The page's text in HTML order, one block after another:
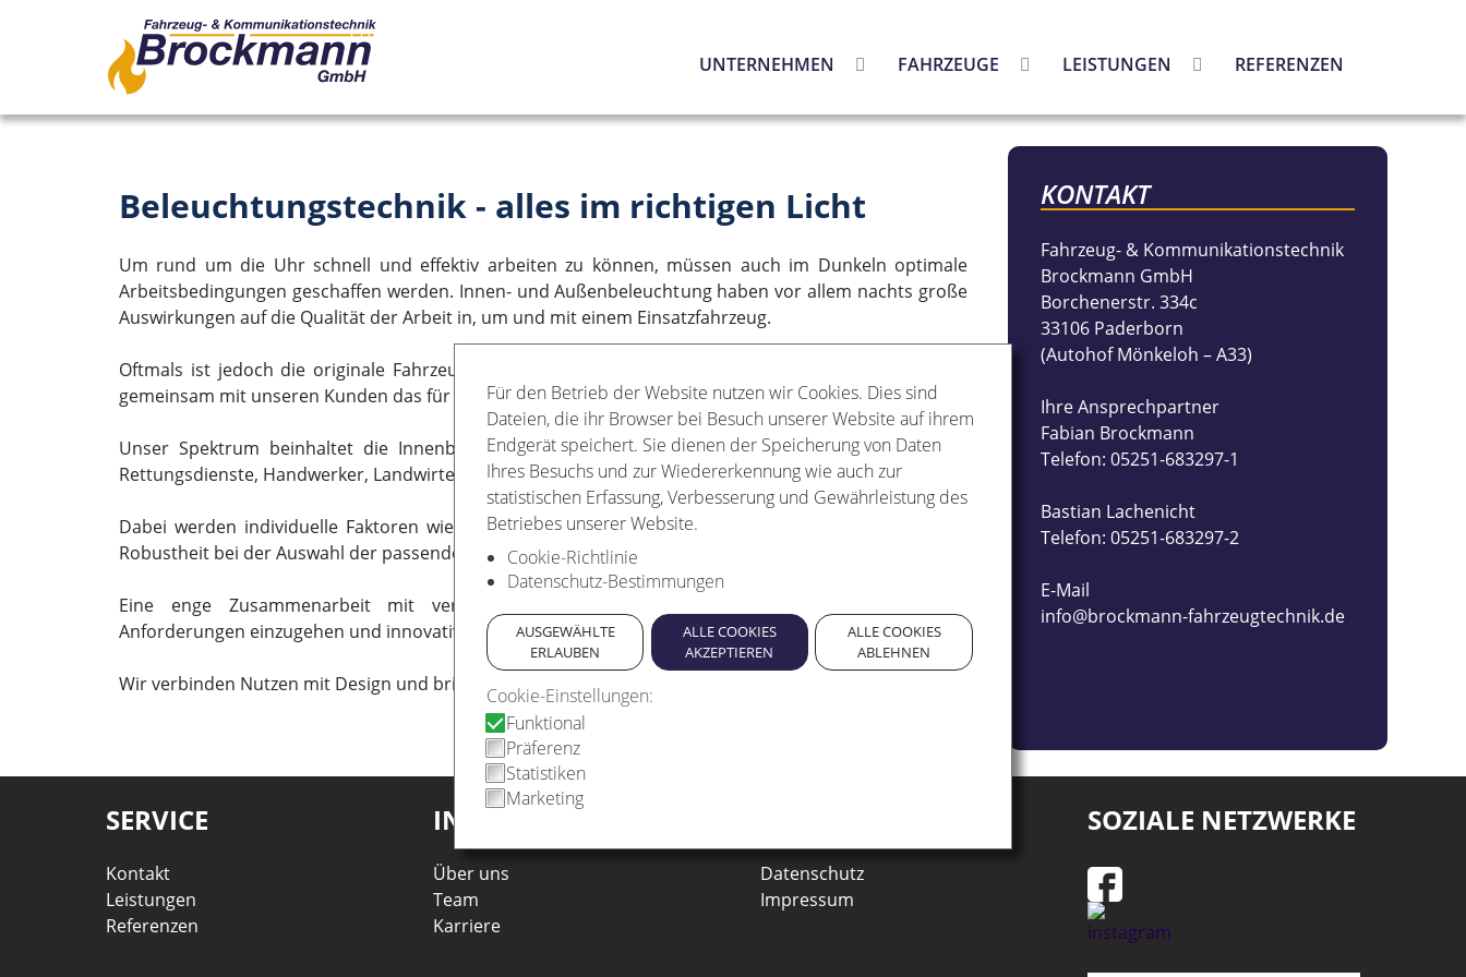
Für den Betrieb der Website nutzen wir Cookies. Dies sind
Dateien, die ihr Browser bei Besuch unserer Website auf ihrem
Endgerät speichert. Sie dienen der Speicherung von Daten
Ihres Besuchs und zur Wiedererkennung wie auch zur
statistischen Erfassung, Verbesserung und Gewährleistung des
Betriebes unserer Website.
Cookie-Richtlinie
Datenschutz-Bestimmungen
AUSGEWÄHLTE
ERLAUBEN
ALLE COOKIES
AKZEPTIEREN
ALLE COOKIES
ABLEHNEN
Cookie-Einstellungen:
Funktional
Präferenz
Statistiken
Marketing
UNTERNEHMEN FAHRZEUGE LEISTUNGEN REFERENZEN
Beleuchtungstechnik - alles im richtigen Licht
Um rund um die Uhr schnell und effektiv arbeiten zu können, müssen auch im Dunkeln optimale
Arbeitsbedingungen geschaffen werden. Innen- und Außenbeleuchtung haben vor allem nachts große
Auswirkungen auf die Qualität der Arbeit in, um und mit einem Einsatzfahrzeug.
Oftmals ist jedoch die originale Fahrzeuginnenbeleuchtung nicht ausreichend. Daher entwickeln wir
gemeinsam mit unseren Kunden das für sie ideale Lichtkonzept.
Unser Spektrum beinhaltet die Innenbeleuchtung, sowie die Umfeld- und Arbeitsbeleuchtung für
Rettungsdienste, Handwerker, Landwirte, Baumaschinen u.v.m.
Dabei werden individuelle Faktoren wie Helligkeit, Leistungsstärke, Langlebigkeit sowie Effizienz und
Robustheit bei der Auswahl der passenden Leuchtkörper beachtet.
Eine enge Zusammenarbeit mit verschiedensten Herstellern ermöglicht uns, auf spezielle
Anforderungen einzugehen und innovative Sonderlösungen zu schaffen.
Wir verbinden Nutzen mit Design und bringen Ihr Fahrzeug zum Strahlen.
KONTAKT
Fahrzeug- & Kommunikationstechnik
Brockmann GmbH
Borchenerstr. 334c
33106 Paderborn
(Autohof Mönkeloh – A33)
Ihre Ansprechpartner
Fabian Brockmann
Telefon: 05251-683297-1
Bastian Lachenicht
Telefon: 05251-683297-2
E-Mail
info@brockmann-fahrzeugtechnik.de
SERVICE
Kontakt
Leistungen
Referenzen
INFORMATIONEN
Über uns
Team
Karriere
Datenschutz
Impressum
SOZIALE NETZWERKE